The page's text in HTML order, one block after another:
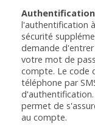
Authentification
l'authentification
sécurité
demande
votre mot de
compte. Le code
téléphone par
permet de
au compte.